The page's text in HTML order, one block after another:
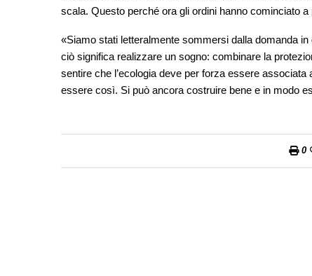
scala. Questo perché ora gli ordini hanno cominciato
«Siamo stati letteralmente sommersi dalla domanda
ciò significa realizzare un sogno: combinare la
sentire che l’ecologia deve per forza essere
essere così. Si può ancora costruire bene e in modo
0